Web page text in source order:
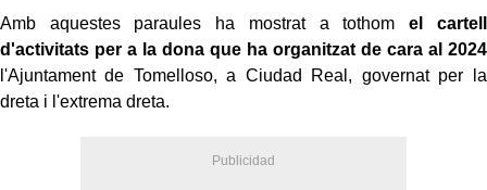
Amb aquestes paraules ha mostrat a tothomel cartell
d'activitats per a la dona que ha organitzat de cara al 2024
l'Ajuntament de Tomelloso, a Ciudad Real, governat per la
dreta i l'extrema dreta.